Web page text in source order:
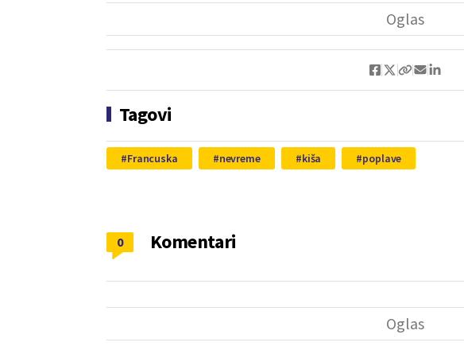
Tagovi
Francuska nevreme kiša poplave
Komentari
0